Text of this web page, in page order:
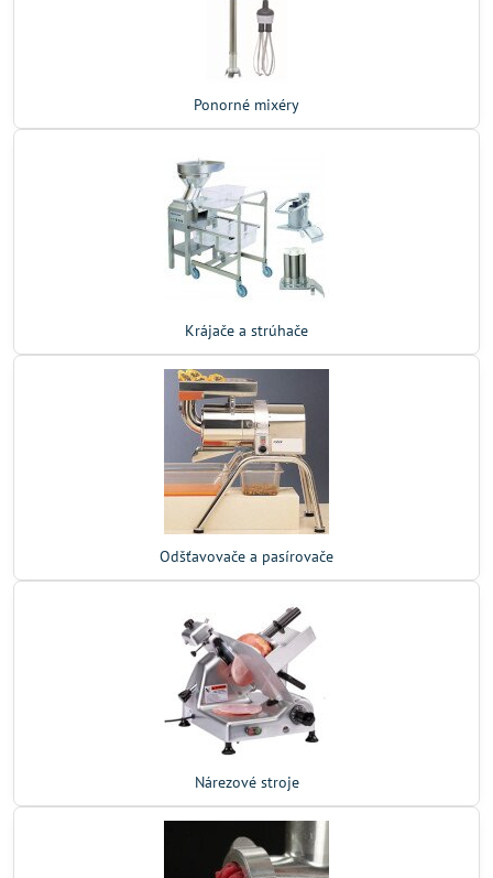
Ponorné mixéry
Krájače a strúhače
Odšťavovače a pasírovače
Nárezové stroje